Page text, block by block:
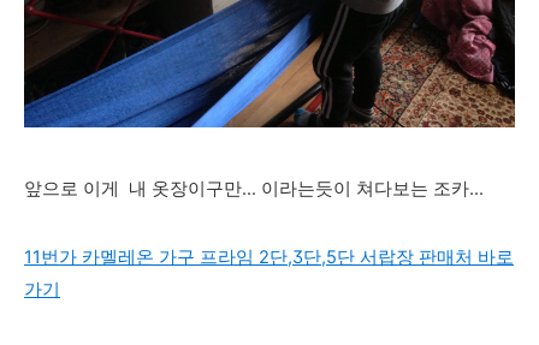
앞으로 이게 내 옷장이구만... 이라는듯이 쳐다보는 조카...
11번가 카멜레온 가구 프라임 2단,3단,5단 서랍장 판매처 바로
가기